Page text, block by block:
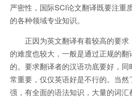
严密性，国际SCI论文翻译既要注重
的各种领域专业知识。
正因为英文翻译有着较高的要
的难度也较大，一般是通过正规的
的。要求翻译者的汉语功底要好，
常重要，仅仅英语好是不行的。当
强，有全面的语法知识，大量的词汇